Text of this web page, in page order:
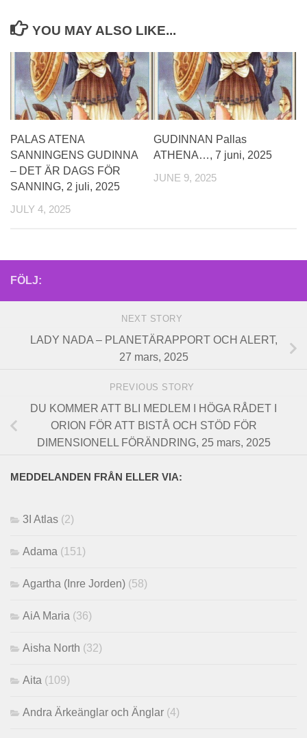
YOU MAY ALSO LIKE...
PALAS ATENA
SANNINGENS GUDINNA
– DET ÄR DAGS FÖR
SANNING, 2 juli, 2025
JULY 4, 2025
GUDINNAN Pallas
ATHENA…, 7 juni, 2025
JUNE 9, 2025
FÖLJ:
NEXT STORY
LADY NADA – PLANETÄRAPPORT OCH ALERT,
27 mars, 2025
PREVIOUS STORY
DU KOMMER ATT BLI MEDLEM I HÖGA RÅDET I
ORION FÖR ATT BISTÅ OCH STÖD FÖR
DIMENSIONELL FÖRÄNDRING, 25 mars, 2025
MEDDELANDEN FRÅN ELLER VIA:
3I Atlas (2)
Adama (151)
Agartha (Inre Jorden) (58)
AiA Maria (36)
Aisha North (32)
Aita (109)
Andra Ärkeänglar och Änglar (4)